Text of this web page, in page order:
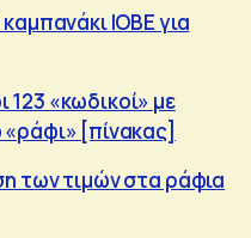
ΙΟΒΕ για
«κωδικοί» με
[πίνακας]
των τιμών στα ράφια